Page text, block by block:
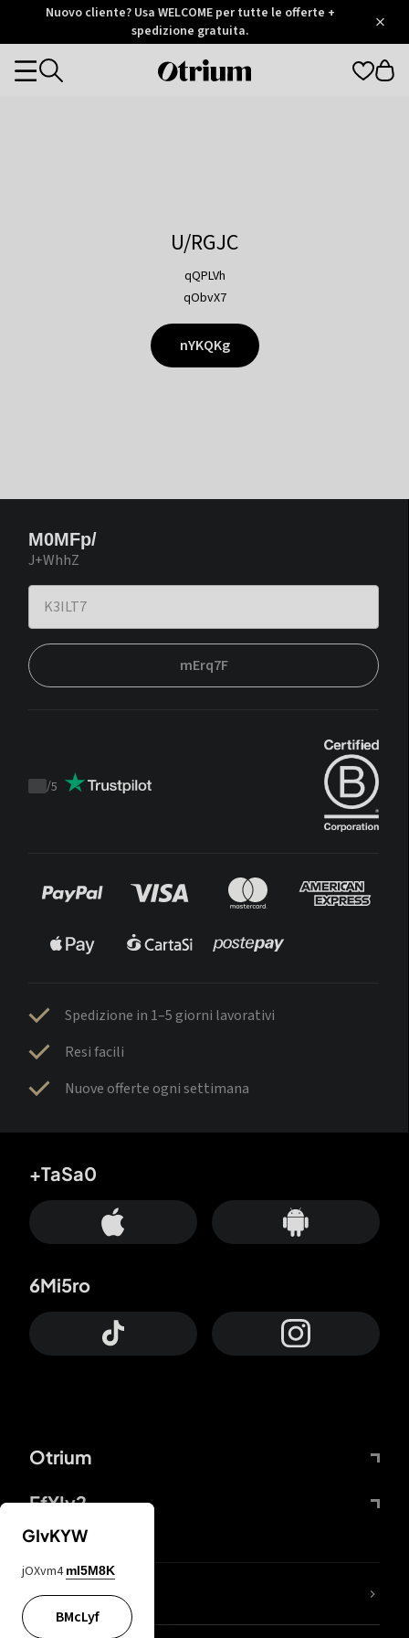
Otrium
Trustpilot
Nuovo cliente? Usa WELCOME per tutte le offerte +
spedizione gratuita.
Otrium
Categories
U/RGJC
qQPLVh
qObvX7
nYKQKg
M0MFp/
J+WhhZ
mErq7F
Trustpilot
/5
Spedizione in 1–5 giorni lavorativi
Resi facili
Nuove offerte ogni settimana
Otrium
FfYIy2
+TaSa0
6Mi5ro
Lj7sBL
GIvKYW
jOXvm4 mI5M8K
BMcLyf